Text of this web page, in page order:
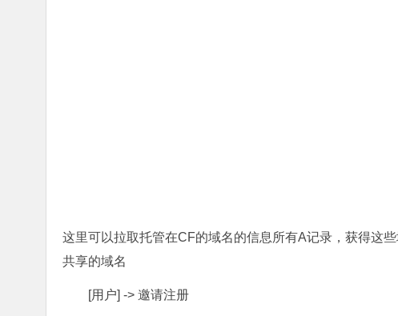
这里可以拉取托管在CF的域名的信息所有A记录，获得这
共享的域名
[用户] -> 邀请注册